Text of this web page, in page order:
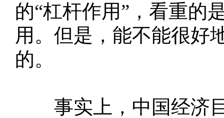
的“杠杆作用”，看重的
用。但是，能不能很好
的。
事实上，中国经济目